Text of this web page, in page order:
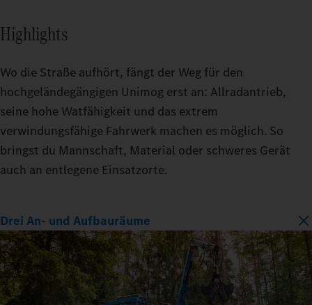
Highlights
Wo die Straße aufhört, fängt der Weg für den
hochgeländegängigen Unimog erst an: Allradantrieb,
seine hohe Watfähigkeit und das extrem
verwindungsfähige Fahrwerk machen es möglich. So
bringst du Mannschaft, Material oder schweres Gerät
auch an entlegene Einsatzorte.
Drei An- und Aufbauräume